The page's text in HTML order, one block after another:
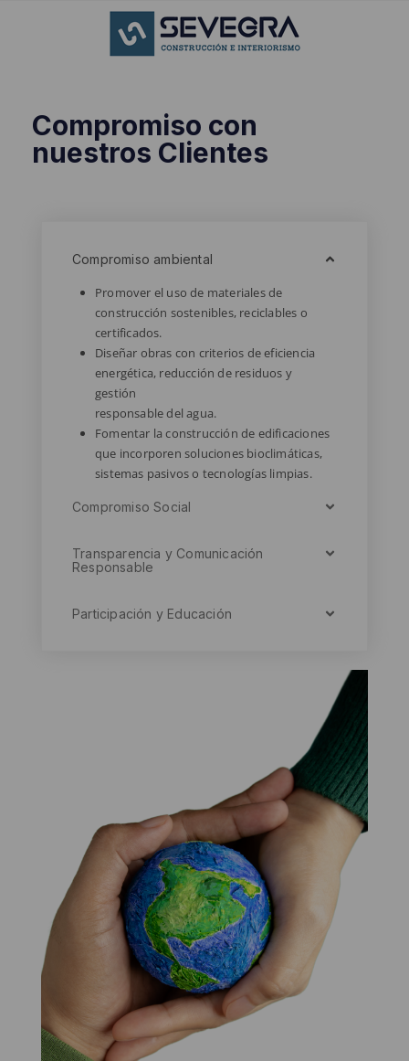
Compromiso con
nuestros Clientes
Compromiso ambiental
Promover el uso de materiales de
construcción sostenibles, reciclables o
certificados.
Diseñar obras con criterios de eficiencia
energética, reducción de residuos y
gestión
responsable del agua.
Fomentar la construcción de edificaciones
que incorporen soluciones bioclimáticas,
sistemas pasivos o tecnologías limpias.
Compromiso Social
Transparencia y Comunicación
Responsable
Participación y Educación